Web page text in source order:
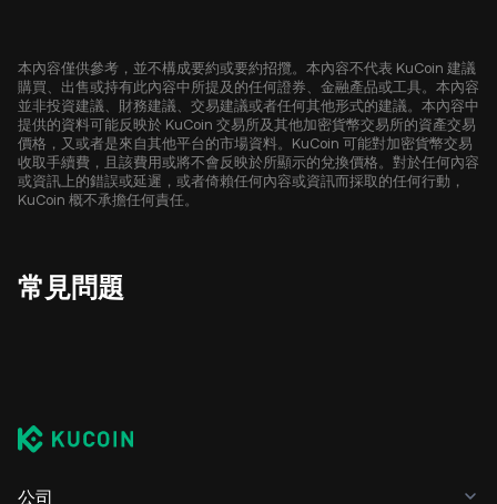
本內容僅供參考，並不構成要約或要約招攬。本內容不代表 KuCoin 建議
購買、出售或持有此內容中所提及的任何證券、金融產品或工具。本內容
並非投資建議、財務建議、交易建議或者任何其他形式的建議。本內容中
提供的資料可能反映於 KuCoin 交易所及其他加密貨幣交易所的資產交易
價格，又或者是來自其他平台的市場資料。KuCoin 可能對加密貨幣交易
收取手續費，且該費用或將不會反映於所顯示的兌換價格。對於任何內容
或資訊上的錯誤或延遲，或者倚賴任何內容或資訊而採取的任何行動，
KuCoin 概不承擔任何責任。
常見問題
公司